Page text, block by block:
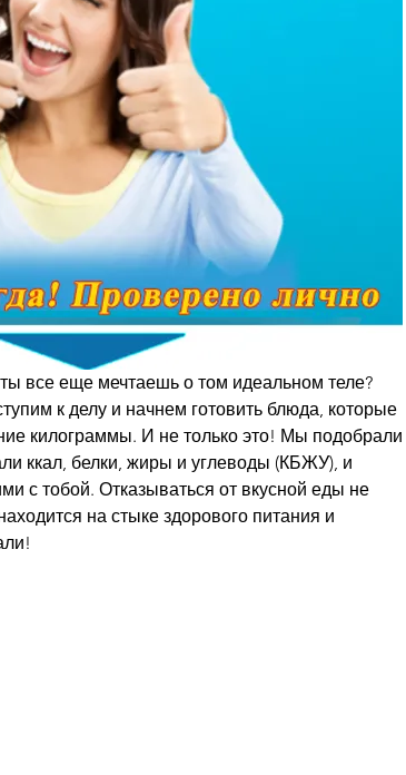
все еще мечтаешь о том идеальном теле?
к делу и начнем готовить блюда, которые
килограммы. И не только это! Мы подобрали
ккал, белки, жиры и углеводы (КБЖУ), и
с тобой. Отказываться от вкусной еды не
на стыке здорового питания и